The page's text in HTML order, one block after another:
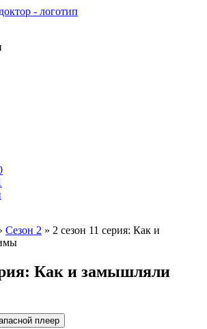
Сезон 2 » 2 сезон 11 серия: Как и
Как и замышляли
плеер